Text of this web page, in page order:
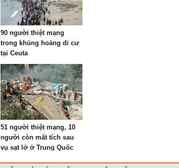
90 người thiệt mạng
trong khủng hoảng di cư
tại Ceuta
51 người thiệt mạng, 10
người còn mất tích sau
vụ sạt lở ở Trung Quốc